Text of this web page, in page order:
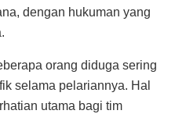
dengan hukuman yang
orang diduga sering
selama pelariannya. Hal
utama bagi tim